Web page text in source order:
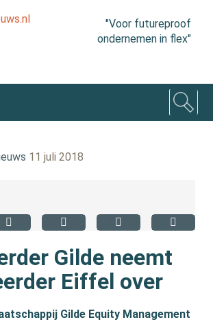
"Voor futureproof
ondernemen in flex"
11 juli 2018
Gilde neemt
Eiffel over
Gilde Equity Management